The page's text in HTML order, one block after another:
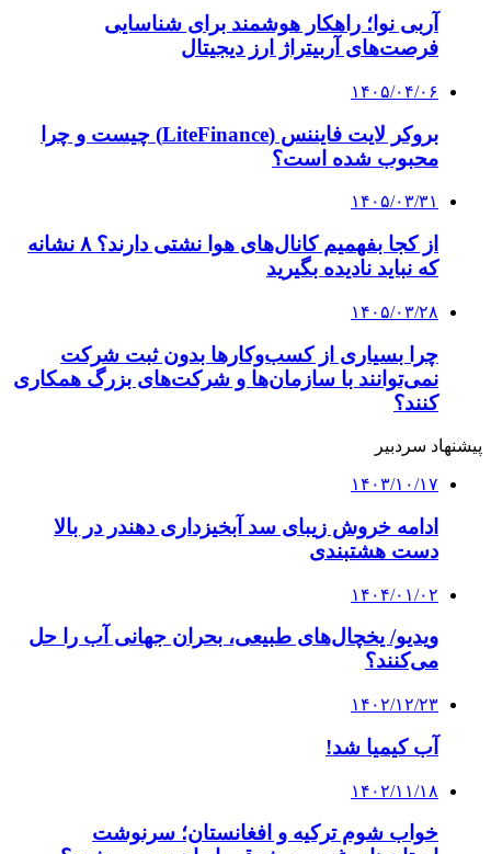
۱۴۰۲/۱۲/۲۳
آب کیمیا شد!
۱۴۰۲/۱۱/۱۸
خواب شوم ترکیه و افغانستان؛ سرنوشت
استان‌های غربی و شرقی ایران چه می شود؟
۱۴۰۲/۱۰/۲۳
ماجرای نفت‌های انبار شده ایران در چین + ویدئو
دکمه بازگشت به بالا